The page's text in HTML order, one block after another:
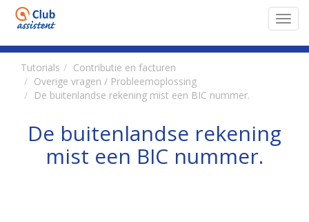
Tutorials
Contributie en facturen
Overige vragen / Probleemoplossing
De buitenlandse rekening mist een BIC nummer.
De buitenlandse rekening
mist een BIC nummer.